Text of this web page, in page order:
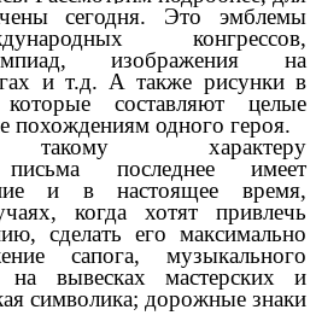
сегодня. Это эмблемы
конгрессов,
изображения на
и т.д. А также рисунки в
составляют целые
похождениям одного героя.
такому характеру
письма последнее имеет
и в настоящее время,
когда хотят привлечь
сделать его максимально
сапога, музыкального
на вывесках мастерских и
символика; дорожные знаки